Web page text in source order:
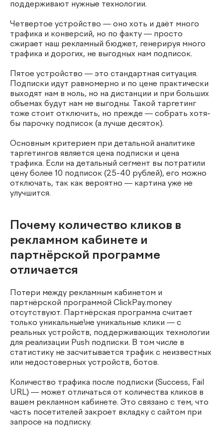
поддерживают нужные технологии.
Четвертое устройство — оно хоть и даёт много
трафика и конверсий, но по факту — просто
сжирает наш рекламный бюджет, генерируя много
трафика и дорогих, не выгодных нам подписок.
Пятое устройство — это стандартная ситуация.
Подписки идут равномерно и по цене практически
выходят нам в ноль, но на дистанции и при больших
объемах будут нам не выгодны. Такой таргетинг
тоже стоит отключить, но прежде — собрать хотя-
бы парочку подписок (а лучше десяток).
Основным критерием при детальной аналитике
таргетингов является цена подписки и цена
трафика. Если на детальный сегмент вы потратили
цену более 10 подписок (25-40 рублей), его можно
отключать, так как вероятно — картина уже не
улучшится.
Почему количество кликов в
рекламном кабинете и
партнёрской программе
отличается
Потери между рекламным кабинетом и
партнёрской программой ClickPay.money
отсутствуют. Партнёрская программа считает
только уникальные\не уникальные клики — с
реальных устройств, поддерживающих технологии
для реализации Push подписки. В том числе в
статистику не засчитывается трафик с неизвестных
или недостоверных устройств, ботов.
Количество трафика после подписки (Success, Fail
URL) — может отличаться от количества кликов в
вашем рекламном кабинете. Это связано с тем, что
часть посетителей закроет вкладку с сайтом при
запросе на подписку.